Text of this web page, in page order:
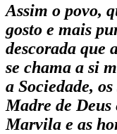
Assim o povo,
gosto e mais
descorada que
se chama a si
a Sociedade,
Madre de Deus
Marvila e as